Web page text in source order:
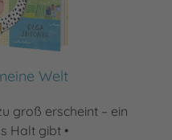
Welt
groß erscheint – ein
Halt gibt •